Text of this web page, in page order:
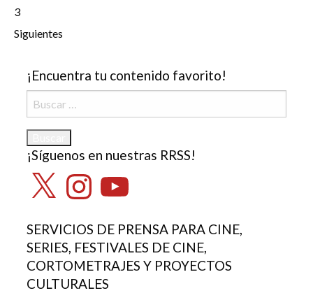
entradas
3
Siguientes
¡Encuentra tu contenido favorito!
Buscar:
¡Síguenos en nuestras RRSS!
X InstagramYouTube
SERVICIOS DE PRENSA PARA CINE,
SERIES, FESTIVALES DE CINE,
CORTOMETRAJES Y PROYECTOS
CULTURALES